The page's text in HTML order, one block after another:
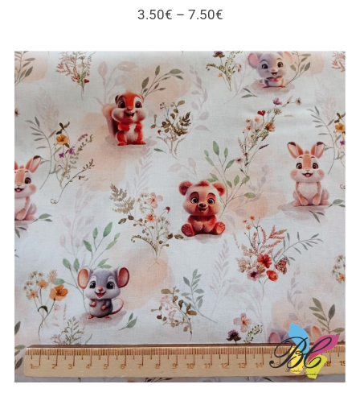
3.50€ – 7.50€Price
through
7.50€
Tecidos infantis – esquilos e outros